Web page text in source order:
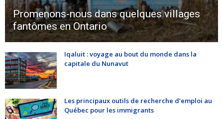
Promenons-nous dans quelques villages
fantômes en Ontario
Iqaluit : voyage au bout du monde dans la
capitale du Nunavut
Les principaux outils de recherche d’emploi au
Québec pour les immigrants